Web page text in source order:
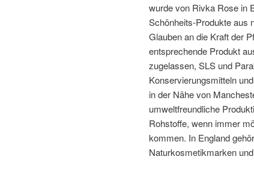
wurde von Rivka Rose in
Schönheits-Produkte aus
Glauben an die Kraft der
entsprechende Produkt
zugelassen, SLS und
Konservierungsmitteln
in der Nähe von
umweltfreundliche
Rohstoffe, wenn immer
kommen. In England
Naturkosmetikmarken